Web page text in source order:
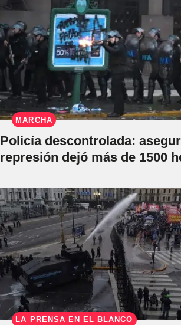
MARCHA
Policía descontrolada:
represión dejó más de 1500
LA PRENSA EN EL BLANCO